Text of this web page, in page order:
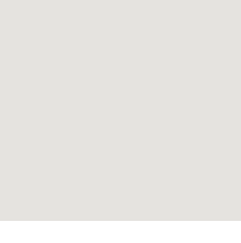
par la ligne 701 TL